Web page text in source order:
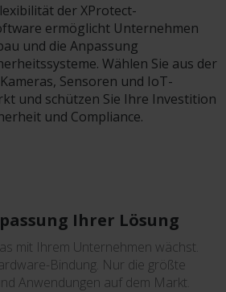
der XProtect-
ermöglicht Unternehmen
und die Anpassung
Wählen Sie aus der
Sensoren und IoT-
und schützen Sie Ihre Investition
und Compliance.
Ihrer Lösung
mit Ihrem Unternehmen wächst.
Bindung. Nur die größte
Anwendungen auf dem Markt.